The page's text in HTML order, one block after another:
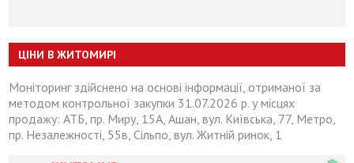
ЦІНИ В ЖИТОМИРІ
Моніторинг здійснено на основі інформації, отриманої за
методом контрольної закупки 31.07.2026 р. у місцях
продажу: АТБ, пр. Миру, 15А, Ашан, вул. Київська, 77, Метро,
пр. Незалежності, 55в, Сільпо, вул. Житній ринок, 1